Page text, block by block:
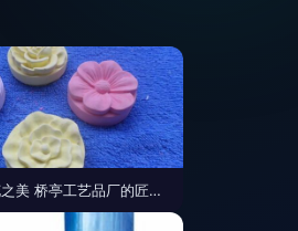
香氛石膏花之美 桥亭工艺品厂的匠心传承